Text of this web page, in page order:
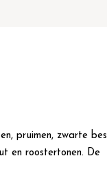
pruimen, zwarte bes
en roostertonen. De